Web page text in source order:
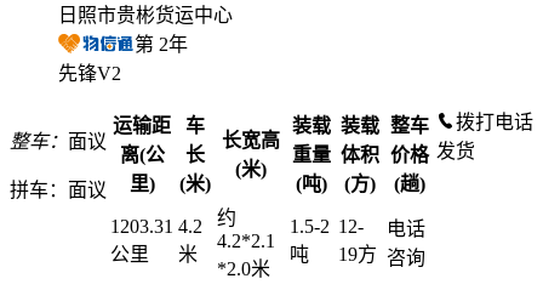
日照市贵彬货运中心
第 2年
先锋V2
整车： 面议
拼车： 面议
拨打电话
发货
运输距
离(公
里)
车
长
(米)
长宽高
(米)
装载
重量
(吨)
装载
体积
(方)
整车
价格
(趟)
1203.31
公里
4.2
米
约
4.2*2.1
*2.0米
1.5-2
吨
12-
19方
电话
咨询